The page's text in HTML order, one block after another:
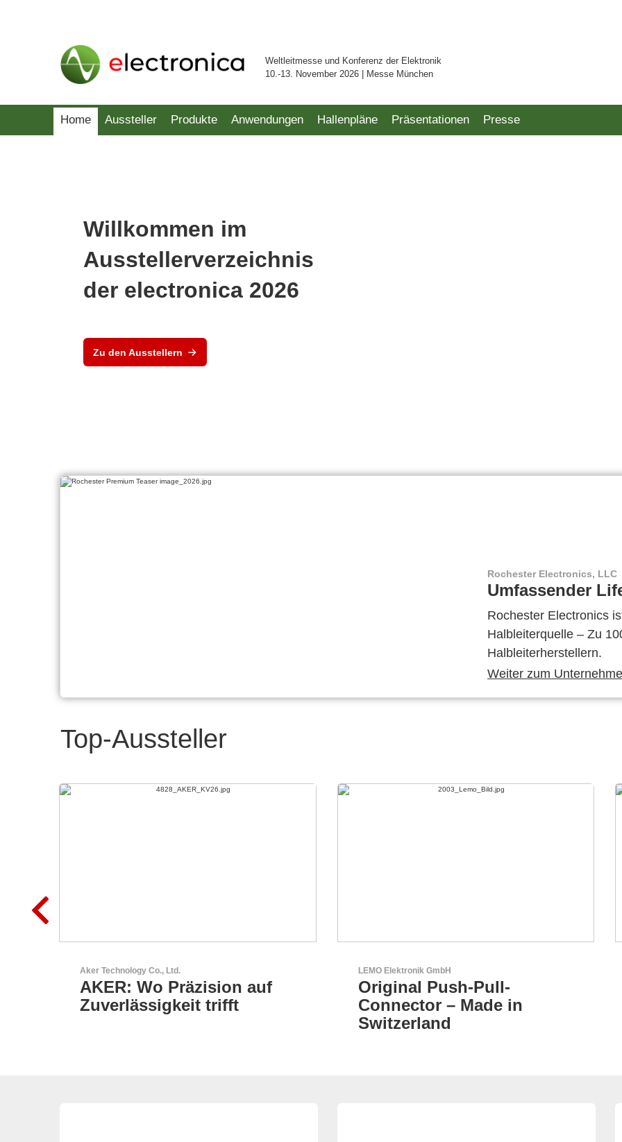
Weltleitmesse und Konferenz der Elektronik
10.-13. November 2026 | Messe München
Home Aussteller Produkte Anwendungen Hallenpläne Präsentationen Presse
Willkommen im
Ausstellerverzeichnis
der electronica 2026
Zu den Ausstellern
Rochester Electronics, LLC
Umfassender
Rochester Electronics
Halbleiterquelle – Zu
Halbleiterherstellern.
Weiter zum
Top-Aussteller
Aker Technology Co., Ltd.
AKER: Wo Präzision auf
Zuverlässigkeit trifft
LEMO Elektronik GmbH
Original Push-Pull-
Connector – Made in
Switzerland